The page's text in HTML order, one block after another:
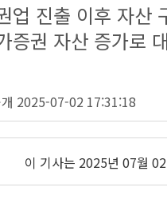
업 진출 이후 자산
증권 자산 증가로
2025-07-02 17:31:18
이 기사는 2025년 07월